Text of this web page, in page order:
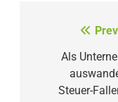
Als
Steuer-